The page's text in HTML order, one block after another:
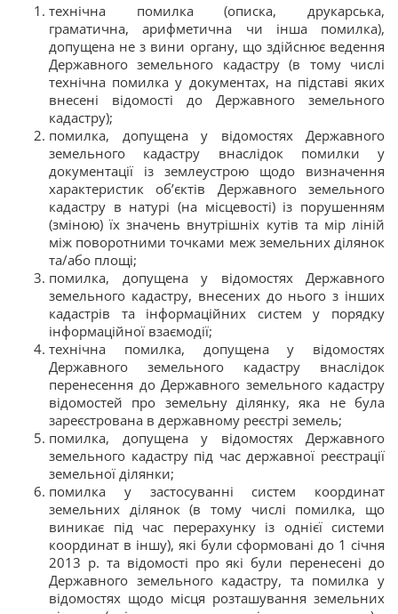
технічна помилка (описка, друкарська,
граматична, арифметична чи інша помилка),
допущена не з вини органу, що здійснює ведення
Державного земельного кадастру (в тому числі
технічна помилка у документах, на підставі яких
внесені відомості до Державного земельного
кадастру);
помилка, допущена у відомостях Державного
земельного кадастру внаслідок помилки у
документації із землеустрою щодо визначення
характеристик об’єктів Державного земельного
кадастру в натурі (на місцевості) із порушенням
(зміною) їх значень внутрішніх кутів та мір ліній
між поворотними точками меж земельних ділянок
та/або площі;
помилка, допущена у відомостях Державного
земельного кадастру, внесених до нього з інших
кадастрів та інформаційних систем у порядку
інформаційної взаємодії;
технічна помилка, допущена у відомостях
Державного земельного кадастру внаслідок
перенесення до Державного земельного кадастру
відомостей про земельну ділянку, яка не була
зареєстрована в державному реєстрі земель;
помилка, допущена у відомостях Державного
земельного кадастру під час державної реєстрації
земельної ділянки;
помилка у застосуванні систем координат
земельних ділянок (в тому числі помилка, що
виникає під час перерахунку із однієї системи
координат в іншу), які були сформовані до 1 січня
2013 р. та відомості про які були перенесені до
Державного земельного кадастру, та помилка у
відомостях щодо місця розташування земельних